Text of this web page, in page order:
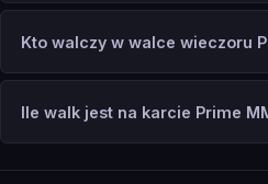
Kto walczy w walce wieczoru
Ile walk jest na karcie Prime